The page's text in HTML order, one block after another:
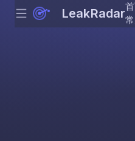
Menu LeakRadar